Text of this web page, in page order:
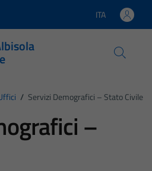
Lingua attiva:
ITA
/ Servizi Demografici – Stato Civile
–